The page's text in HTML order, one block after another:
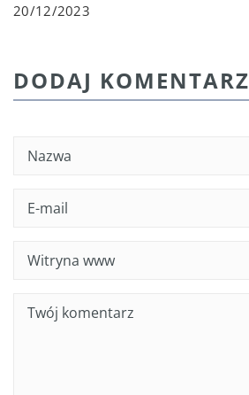
20/12/2023
DODAJ KOMENTARZ